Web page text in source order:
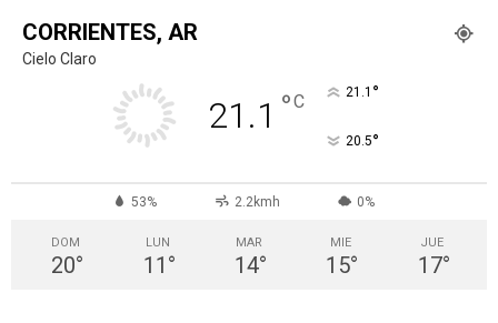
CORRIENTES, AR
Cielo Claro
21.1 °C 21.1 °
20.5°
53% 2.2kmh 0%
DOM
20°
LUN
11 °
MAR
14°
MIE
15°
JUE
17°